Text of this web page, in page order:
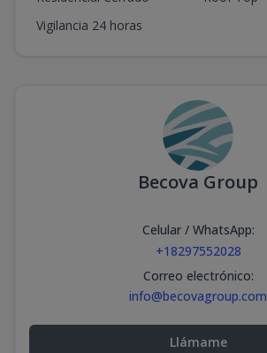
Vigilancia 24 horas
Becova Group
Celular / WhatsApp:
+18297552028
Correo electrónico:
info@becovagroup.com
Llámame